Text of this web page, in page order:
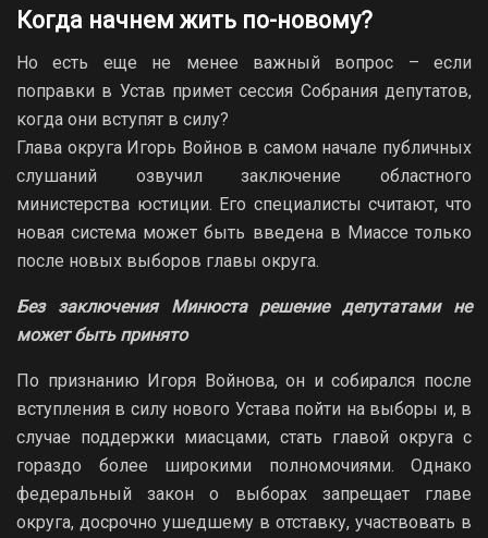
Когда начнем жить по-новому?
Но есть еще не менее важный вопрос – если
поправки в Устав примет сессия Собрания депутатов,
когда они вступят в силу?
Глава округа Игорь Войнов в самом начале публичных
слушаний озвучил заключение областного
министерства юстиции. Его специалисты считают, что
новая система может быть введена в Миассе только
после новых выборов главы округа.
Без заключения Минюста решение депутатами не
может быть принято
По признанию Игоря Войнова, он и собирался после
вступления в силу нового Устава пойти на выборы и, в
случае поддержки миасцами, стать главой округа с
гораздо более широкими полномочиями. Однако
федеральный закон о выборах запрещает главе
округа, досрочно ушедшему в отставку, участвовать в